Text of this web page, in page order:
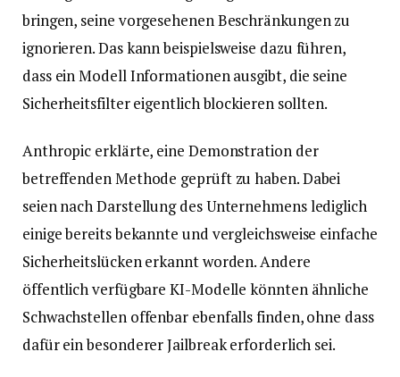
bringen, seine vorgesehenen Beschränkungen zu
ignorieren. Das kann beispielsweise dazu führen,
dass ein Modell Informationen ausgibt, die seine
Sicherheitsfilter eigentlich blockieren sollten.
Anthropic erklärte, eine Demonstration der
betreffenden Methode geprüft zu haben. Dabei
seien nach Darstellung des Unternehmens lediglich
einige bereits bekannte und vergleichsweise einfache
Sicherheitslücken erkannt worden. Andere
öffentlich verfügbare KI-Modelle könnten ähnliche
Schwachstellen offenbar ebenfalls finden, ohne dass
dafür ein besonderer Jailbreak erforderlich sei.